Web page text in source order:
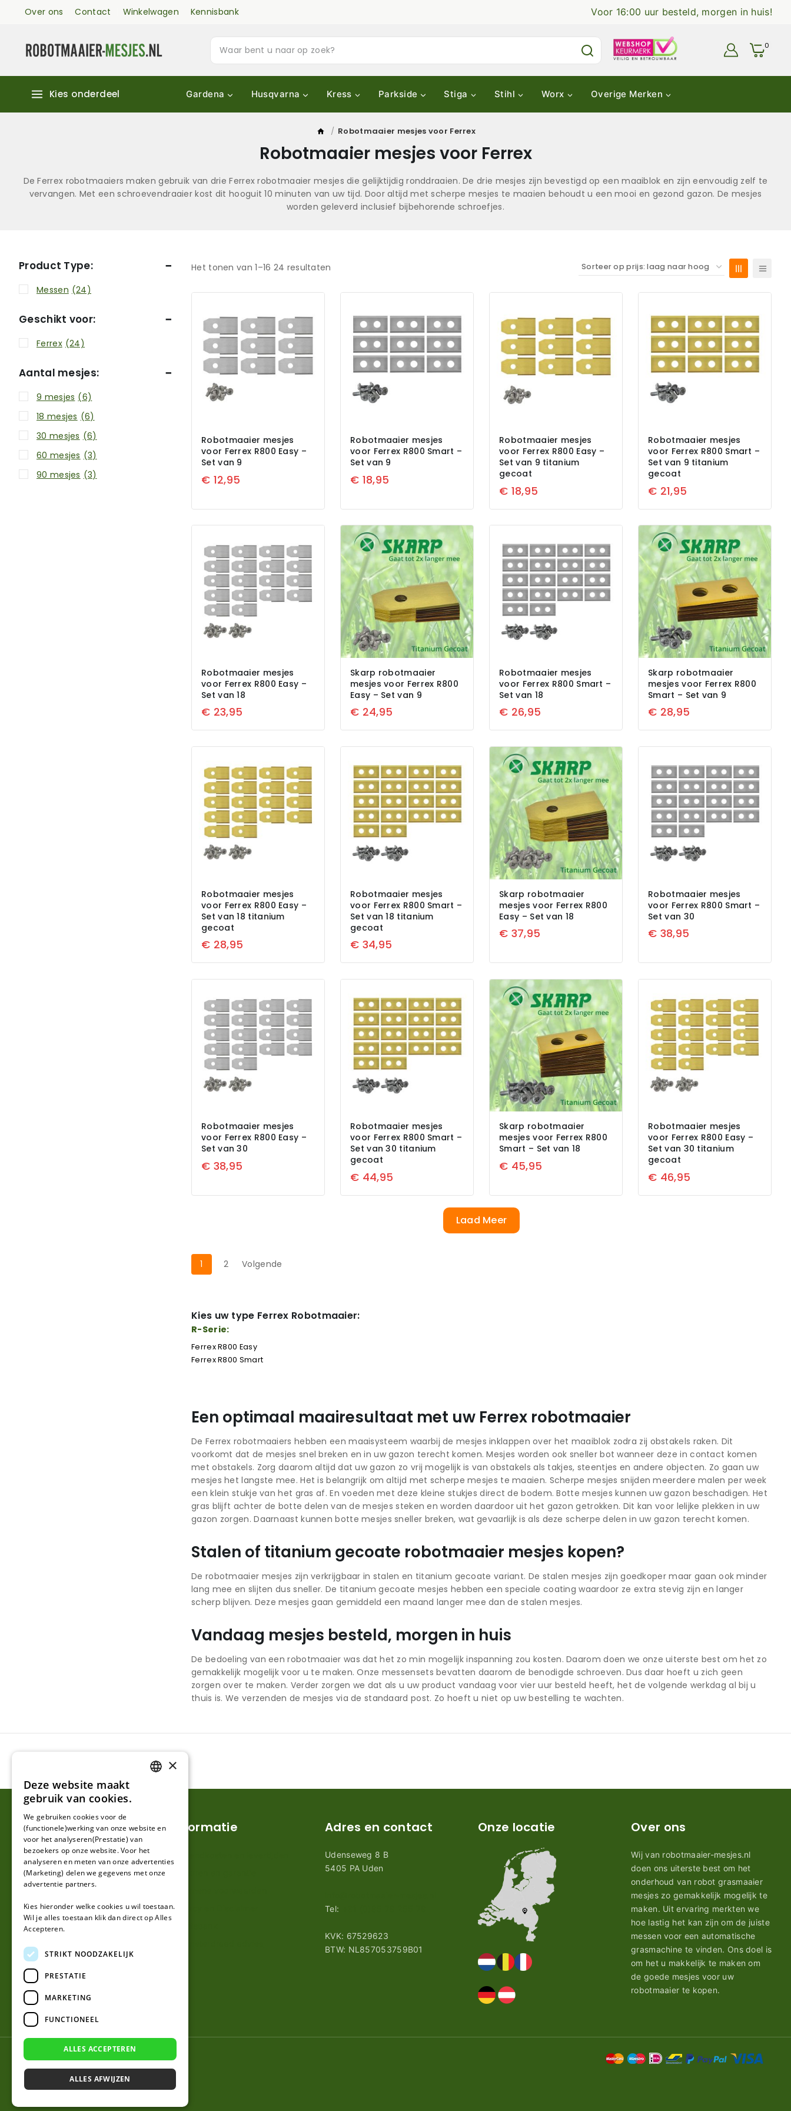
Over ons Contact Winkelwagen Kennisbank Voor 16:00 uur besteld, morgen in huis!
0
Kies onderdeel Gardena Husqvarna Kress Parkside Stiga Stihl Worx Overige Merken
/ Robotmaaier mesjes voor Ferrex
Robotmaaier mesjes voor Ferrex
De Ferrex robotmaaiers maken gebruik van drie Ferrex robotmaaier mesjes die gelijktijdig ronddraaien. De drie mesjes zijn bevestigd op een maaiblok en zijn eenvoudig zelf te
vervangen. Met een schroevendraaier kost dit hooguit 10 minuten van uw tijd. Door altijd met scherpe mesjes te maaien behoudt u een mooi en gezond gazon. De mesjes
worden geleverd inclusief bijbehorende schroefjes.
Het tonen van 1–16 24 resultaten
Robotmaaier mesjes
voor Ferrex R800 Easy –
Set van 9
€ 12,95
Robotmaaier mesjes
voor Ferrex R800 Smart –
Set van 9
€ 18,95
Robotmaaier mesjes
voor Ferrex R800 Easy –
Set van 9 titanium
gecoat
€ 18,95
Robotmaaier mesjes
voor Ferrex R800 Smart –
Set van 9 titanium
gecoat
€ 21,95
Robotmaaier mesjes
voor Ferrex R800 Easy –
Set van 18
€ 23,95
Skarp robotmaaier
mesjes voor Ferrex R800
Easy – Set van 9
€ 24,95
Robotmaaier mesjes
voor Ferrex R800 Smart –
Set van 18
€ 26,95
Skarp robotmaaier
mesjes voor Ferrex R800
Smart – Set van 9
€ 28,95
Robotmaaier mesjes
voor Ferrex R800 Easy –
Set van 18 titanium
gecoat
€ 28,95
Robotmaaier mesjes
voor Ferrex R800 Smart –
Set van 18 titanium
gecoat
€ 34,95
Skarp robotmaaier
mesjes voor Ferrex R800
Easy – Set van 18
€ 37,95
Robotmaaier mesjes
voor Ferrex R800 Smart –
Set van 30
€ 38,95
Robotmaaier mesjes
voor Ferrex R800 Easy –
Set van 30
€ 38,95
Robotmaaier mesjes
voor Ferrex R800 Smart –
Set van 30 titanium
gecoat
€ 44,95
Skarp robotmaaier
mesjes voor Ferrex R800
Smart – Set van 18
€ 45,95
Robotmaaier mesjes
voor Ferrex R800 Easy –
Set van 30 titanium
gecoat
€ 46,95
Laad Meer
1 2 Volgende
Kies uw type Ferrex Robotmaaier:
R-Serie:
Ferrex R800 Easy
Ferrex R800 Smart
Een optimaal maairesultaat met uw Ferrex robotmaaier
De Ferrex robotmaaiers hebben een maaisysteem waarbij de mesjes inklappen over het maaiblok zodra zij obstakels raken. Dit
voorkomt dat de mesjes snel breken en in uw gazon terecht komen. Mesjes worden ook sneller bot wanneer deze in contact komen
met obstakels. Zorg daarom altijd dat uw gazon zo vrij mogelijk is van obstakels als takjes, steentjes en andere objecten. Zo gaan uw
mesjes het langste mee. Het is belangrijk om altijd met scherpe mesjes te maaien. Scherpe mesjes snijden meerdere malen per week
een klein stukje van het gras af. En voeden met deze kleine stukjes direct de bodem. Botte mesjes kunnen uw gazon beschadigen. Het
gras blijft achter de botte delen van de mesjes steken en worden daardoor uit het gazon getrokken. Dit kan voor lelijke plekken in uw
gazon zorgen. Daarnaast kunnen botte mesjes sneller breken, wat gevaarlijk is als deze scherpe delen in uw gazon terecht komen.
Stalen of titanium gecoate robotmaaier mesjes kopen?
De robotmaaier mesjes zijn verkrijgbaar in stalen en titanium gecoate variant. De stalen mesjes zijn goedkoper maar gaan ook minder
lang mee en slijten dus sneller. De titanium gecoate mesjes hebben een speciale coating waardoor ze extra stevig zijn en langer
scherp blijven. Deze mesjes gaan gemiddeld een maand langer mee dan de stalen mesjes.
Vandaag mesjes besteld, morgen in huis
De bedoeling van een robotmaaier was dat het zo min mogelijk inspanning zou kosten. Daarom doen we onze uiterste best om het zo
gemakkelijk mogelijk voor u te maken. Onze messensets bevatten daarom de benodigde schroeven. Dus daar hoeft u zich geen
zorgen over te maken. Verder zorgen we dat als u uw product vandaag voor vier uur besteld heeft, het de volgende werkdag al bij u
thuis is. We verzenden de mesjes via de standaard post. Zo hoeft u niet op uw bestelling te wachten.
Product Type:
Messen (24)
Geschikt voor:
Ferrex (24)
Aantal mesjes:
9 mesjes (6)
18 mesjes (6)
30 mesjes (6)
60 mesjes (3)
90 mesjes (3)
Klantenservice
Mijn account
Klantenservice
Over ons
Informatie
Privacy en Disclaimer
Adres en contact
Udenseweg 8 B
5405 PA Uden
Tel:
KVK: 67529623
BTW: NL857053759B01
Onze locatie Over ons
Wij van robotmaaier-mesjes.nl
doen ons uiterste best om het
onderhoud van robot grasmaaier
mesjes zo gemakkelijk mogelijk te
maken. Uit ervaring merkten we
hoe lastig het kan zijn om de juiste
messen voor een automatische
grasmachine te vinden. Ons doel is
om het u makkelijk te maken om
de goede mesjes voor uw
robotmaaier te kopen.
© 2026 Robotmaaier-mesjes.nl
GERMAN
×
Deze website maakt
gebruik van cookies.
We gebruiken cookies voor de
(functionele)werking van onze website en
voor het analyseren(Prestatie) van
bezoekers op onze website. Voor het
analyseren en meten van onze advertenties
(Marketing) delen we gegevens met onze
advertentie partners.
Kies hieronder welke cookies u wil toestaan.
Wil je alles toestaan klik dan direct op Alles
Accepteren.
STRIKT NOODZAKELIJK
PRESTATIE
MARKETING
FUNCTIONEEL
ALLES ACCEPTEREN
ALLES AFWIJZEN